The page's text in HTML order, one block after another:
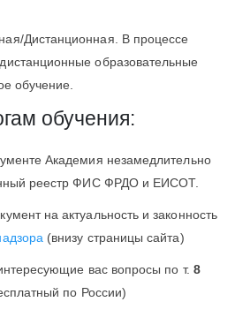
Дистанционная. В процессе
образовательные
обучение.
обучения:
Академия незамедлительно
реестр ФИС ФРДО и ЕИСОТ.
на актуальность и законность
(внизу страницы сайта)
вас вопросы по т. 8
по России)